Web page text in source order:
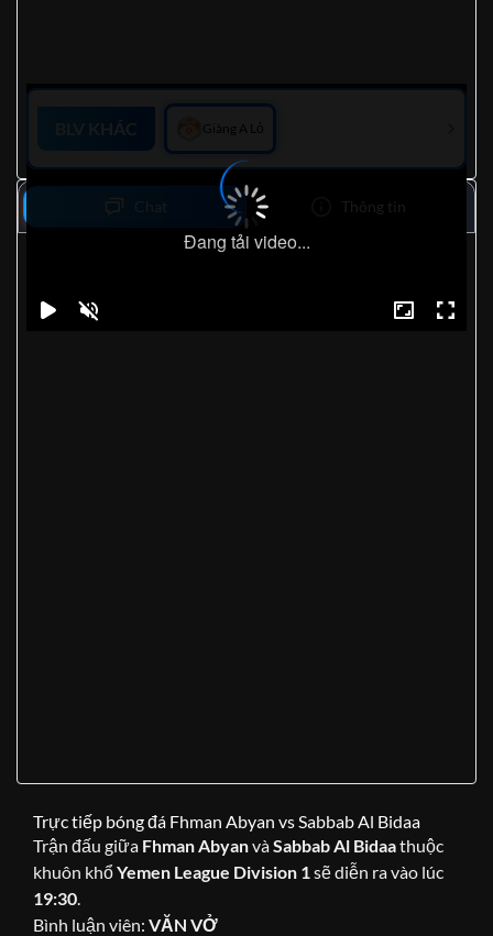
Đang tải video...
BLV KHÁC Giàng A Lỏ
Chat Thông tin
Trực tiếp bóng đá Fhman Abyan vs Sabbab Al Bidaa
Trận đấu giữa Fhman AbyanvàSabbab Al Bidaathuộc
khuôn khổYemen League Division 1sẽ diễn ra vào lúc
19:30.
Bình luận viên: VĂN VỞ